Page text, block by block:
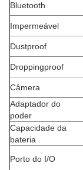
Bluetooth
Impermeável
Dustproof
Droppingproof
Câmera
Adaptador do
poder
Capacidade da
bateria
Porto do I/O